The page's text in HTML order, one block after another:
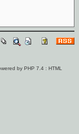
by PHP 7.4 : HTML